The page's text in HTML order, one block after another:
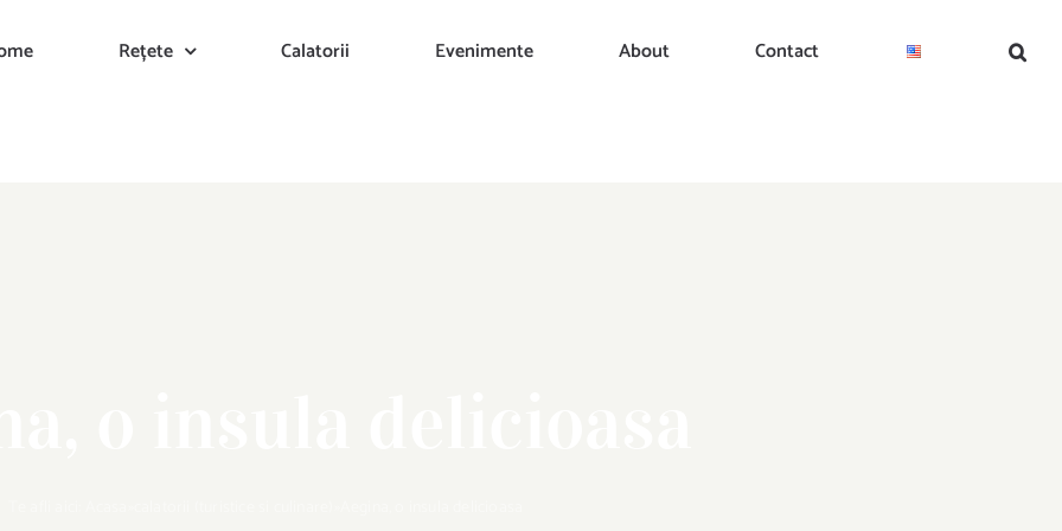
Rețete Calatorii Evenimente About Contact